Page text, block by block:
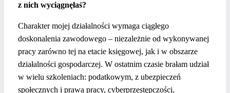
z nich wyciągnęłaś?
Charakter mojej działalności wymaga ciągłego
doskonalenia zawodowego – niezależnie od wykonywanej
pracy zarówno tej na etacie księgowej, jak i w obszarze
działalności gospodarczej. W ostatnim czasie brałam udział
w wielu szkoleniach: podatkowym, z ubezpieczeń
społecznych i prawa pracy, cyberprzestępczości,